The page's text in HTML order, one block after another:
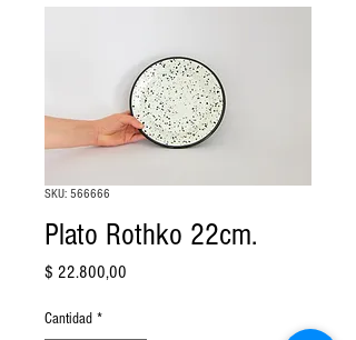
SKU: 566666
Plato Rothko 22cm.
$ 22.800,00
Cantidad *